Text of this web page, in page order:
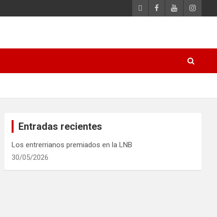
Entradas recientes
Los entrerrianos premiados en la LNB
30/05/2026